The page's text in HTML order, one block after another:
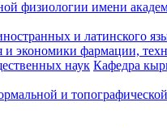
физиологии имени
и латинского
и экономики фармации,
наук Кафедра
и